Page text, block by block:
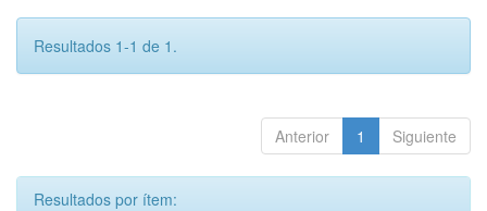
Resultados 1-1 de 1.
Anterior 1 Siguiente
Resultados por ítem: